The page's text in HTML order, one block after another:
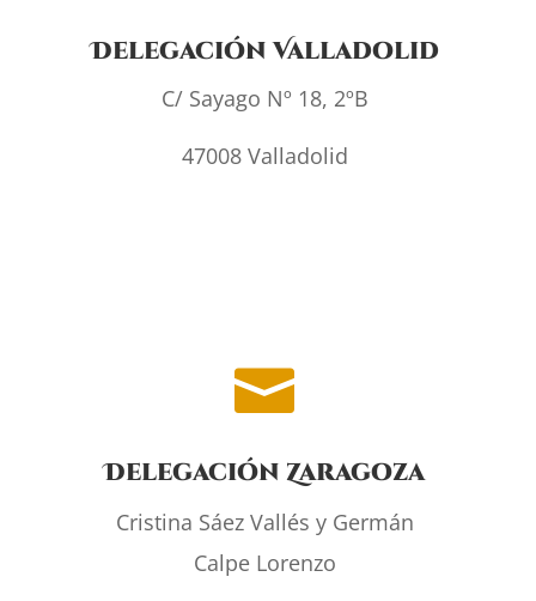
Delegación Valladolid
C/ Sayago Nº 18, 2ºB
47008 Valladolid

Delegación Zaragoza
Cristina Sáez Vallés y Germán
Calpe Lorenzo